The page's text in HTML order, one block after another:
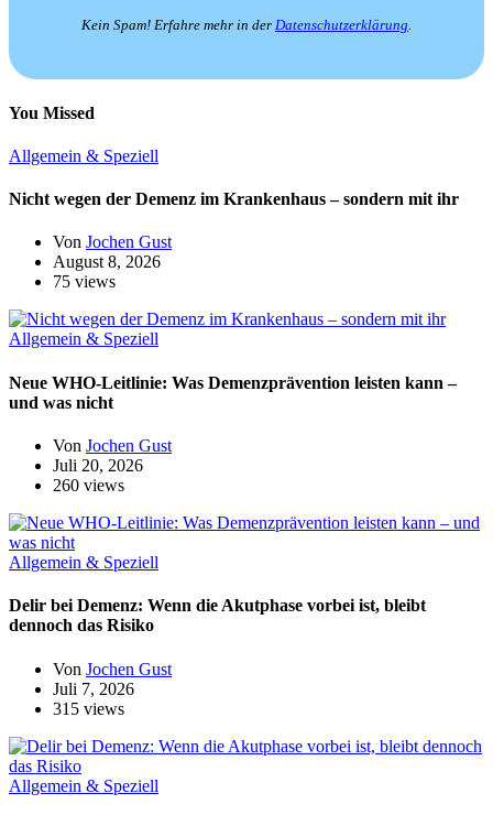
Kein Spam! Erfahre mehr in der Datenschutzerklärung.
You Missed
Allgemein & Speziell
Nicht wegen der Demenz im Krankenhaus – sondern mit ihr
Von Jochen Gust
August 8, 2026
75 views
Allgemein & Speziell
Neue WHO-Leitlinie: Was Demenzprävention leisten kann –
und was nicht
Von Jochen Gust
Juli 20, 2026
260 views
Allgemein & Speziell
Delir bei Demenz: Wenn die Akutphase vorbei ist, bleibt
dennoch das Risiko
Von Jochen Gust
Juli 7, 2026
315 views
Allgemein & Speziell